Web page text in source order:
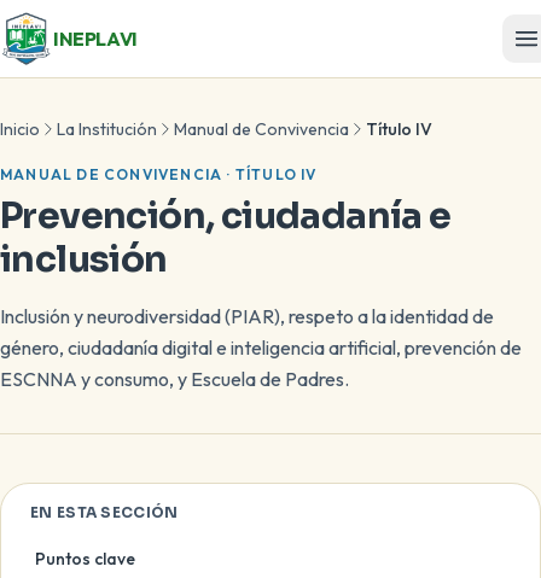
INEPLAVI
Inicio La Institución Manual de Convivencia Título IV
MANUAL DE CONVIVENCIA · TÍTULO IV
Prevención, ciudadanía e
inclusión
Inclusión y neurodiversidad (PIAR), respeto a la identidad de
género, ciudadanía digital e inteligencia artificial, prevención de
ESCNNA y consumo, y Escuela de Padres.
EN ESTA SECCIÓN
Puntos clave